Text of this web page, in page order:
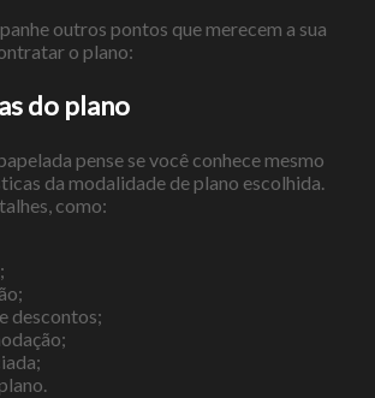
outros pontos que merecem a sua
o plano:
do plano
pense se você conhece mesmo
da modalidade de plano escolhida.
como:
descontos;